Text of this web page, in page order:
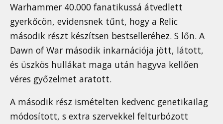
Warhammer 40.000 fanatikussá átvedlett
gyerkőcön, evidensnek tűnt, hogy a Relic
második részt készítsen bestselleréhez. S lőn. A
Dawn of War második inkarnációja jött, látott,
és üszkös hullákat maga után hagyva kellően
véres győzelmet aratott.
A második rész ismételten kedvenc genetikailag
módosított, s extra szervekkel felturbózott